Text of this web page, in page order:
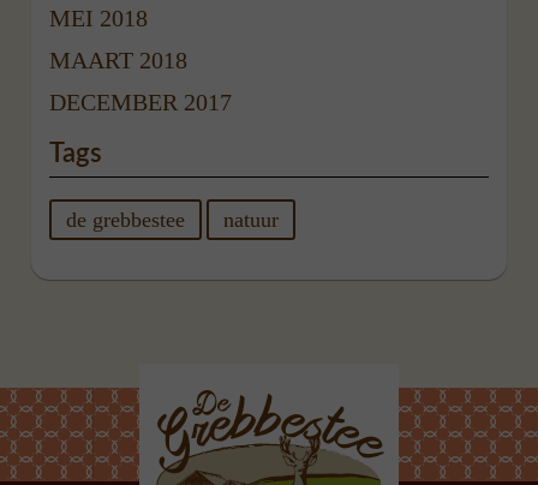
MEI 2018
MAART 2018
DECEMBER 2017
Tags
de grebbestee natuur